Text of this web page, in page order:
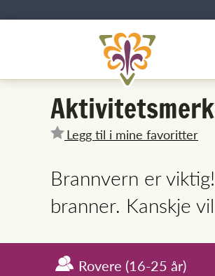
Legg til i mine favoritter
Brannvern er
branner. Kanskje
Rovere (16-25 år)